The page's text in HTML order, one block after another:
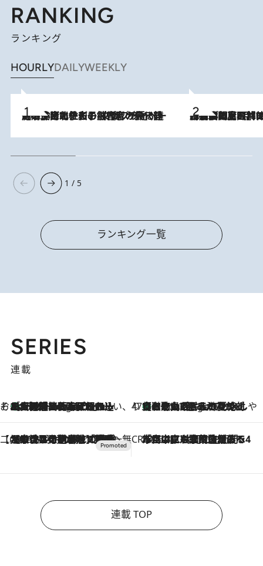
RANKING
ランキング
HOURLYDAILYWEEKLY
2026.8.3
《「文士の子ども被害者の会」発足！》阿川佐和子（72）が語る遠藤周作に北杜夫、劇作家・矢代静一の子どもたちの“文豪プライベート事件簿” 2026.8.8
「最後に見られてよかった」上野動物園の東園パンダ舎が解体前に特別公開。8月16日まで延長されたパネル展と共に辿る“半世紀”のパンダ飼育《解体工事の図面あり》
1 / 5
ランキング一覧
SERIES
連載
そおだよおこの関西おいしい、おやつ紀行6 Hours Ago
［大阪府箕面市］一皿一皿目の前で仕上げられる、料理を巧みに組み込んだアシェットデセールコース「ミチル アシェット デセール（Michiru assiette dessert）」 47都道府県の手みやげ ひんやりスイーツで夏を満喫
6 Hours Ago
【和歌山県】この夏絶対食べたい 冷やしておいしいおやつ3選 みかんがごろっと丸ごと入ったジュレ
【CREA×星野リゾート】唯一無二。癒しと発見が待つ場所へ
2026.8.7
【トンボの足水浴】ヒノキの香りに包まれて涼感マックス！約13℃の湧水かけ流しを避暑地「星野温泉 トンボの湯」で体験 CREA'S CHOICE
2026.8.7
「立川にも歌舞伎があるんだよ」 片岡仁左衛門・市川中車ら豪華座組みで4年目の立川立飛歌舞伎へ
連載 TOP